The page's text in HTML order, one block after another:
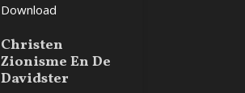
Download
Christen
Zionisme En De
Davidster